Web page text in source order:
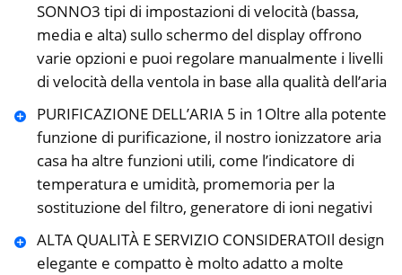
SONNO3 tipi di impostazioni di velocità (bassa,
media e alta) sullo schermo del display offrono
varie opzioni e puoi regolare manualmente i livelli
di velocità della ventola in base alla qualità dell’aria
PURIFICAZIONE DELL’ARIA 5 in 1Oltre alla potente
funzione di purificazione, il nostro ionizzatore aria
casa ha altre funzioni utili, come l’indicatore di
temperatura e umidità, promemoria per la
sostituzione del filtro, generatore di ioni negativi
ALTA QUALITÀ E SERVIZIO CONSIDERATOIl design
elegante e compatto è molto adatto a molte